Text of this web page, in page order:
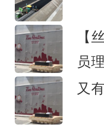
【
员
又